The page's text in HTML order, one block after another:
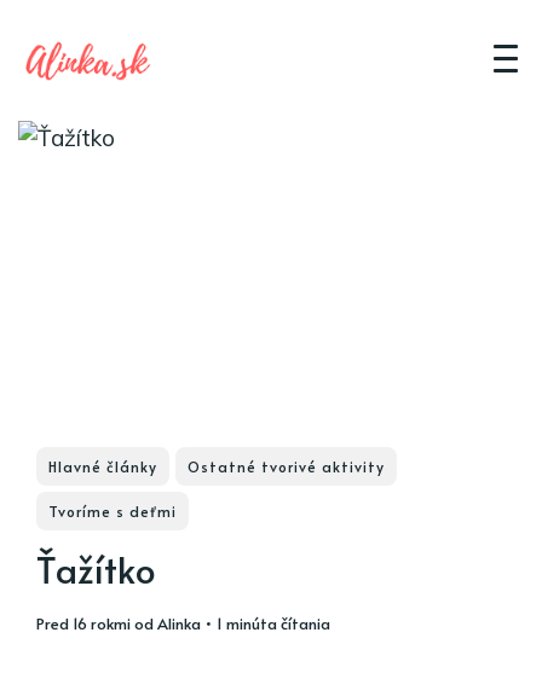
Hlavné články Ostatné tvorivé aktivity
Tvoríme s deťmi
Ťažítko
pred 16 rokmiodAlinka • 1 minúta čítania